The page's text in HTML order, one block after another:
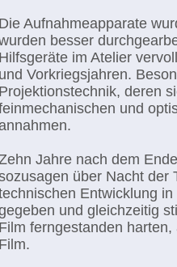
Die Aufnahmeapparate
besser
Hilfsgeräte im Atelier
und Vorkriegsjahren.
Projektionstechnik, deren
und
Jahre nach dem
über Nacht der
Entwicklung
und gleichzeitig
Film ferngestanden
Film.